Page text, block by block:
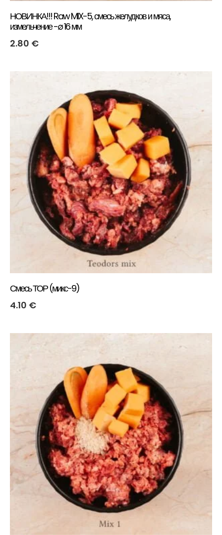
НОВИНКА!!! Raw MIX-5, смесь желудков и мяса,
измельчение -∅ 16 мм
2.80 €
Смесь ТОР (микс-9)
4.10 €